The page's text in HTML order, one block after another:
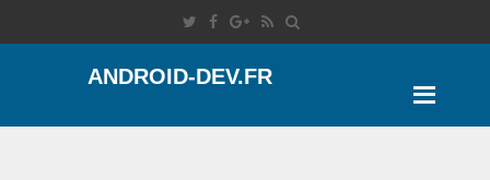
ANDROID-DEV.FR